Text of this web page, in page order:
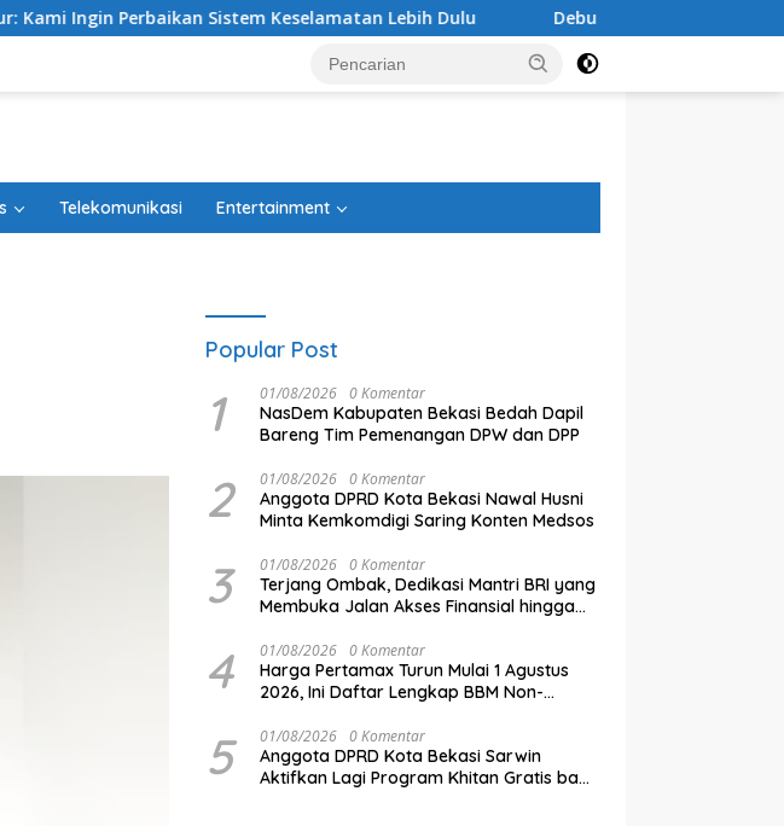
Keselamatan Lebih Dulu Debu Tegal Danas Cikarang Belum Teratasi, Warga
Telekomunikasi Entertainment
Popular Post
1 01/08/2026 0 Komentar
NasDem Kabupaten Bekasi Bedah Dapil
Bareng Tim Pemenangan DPW dan DPP
2 01/08/2026 0 Komentar
Anggota DPRD Kota Bekasi Nawal Husni
Minta Kemkomdigi Saring Konten Medsos
3 01/08/2026 0 Komentar
Terjang Ombak, Dedikasi Mantri BRI yang
Membuka Jalan Akses Finansial hingga
4 01/08/2026 0 Komentar
Harga Pertamax Turun Mulai 1 Agustus
2026, Ini Daftar Lengkap BBM Non-
5 01/08/2026 0 Komentar
Anggota DPRD Kota Bekasi Sarwin
Aktifkan Lagi Program Khitan Gratis bagi